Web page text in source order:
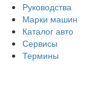
Руководства
Марки машин
Каталог авто
Сервисы
Термины